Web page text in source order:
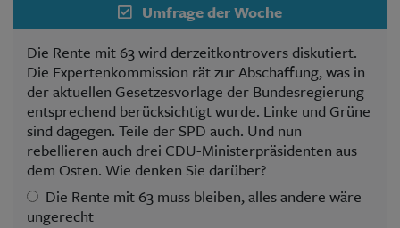
Umfrage der Woche
Die Rente mit 63 wird derzeitkontrovers diskutiert.
Die Expertenkommission rät zur Abschaffung, was in
der aktuellen Gesetzesvorlage der Bundesregierung
entsprechend berücksichtigt wurde. Linke und Grüne
sind dagegen. Teile der SPD auch. Und nun
rebellieren auch drei CDU-Ministerpräsidenten aus
dem Osten. Wie denken Sie darüber?
Die Rente mit 63 muss bleiben, alles andere wäre
ungerecht